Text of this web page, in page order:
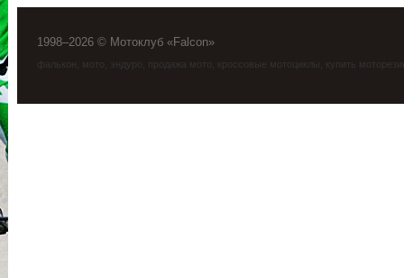
1998–2026 © Мотоклуб «Falcon»
фалькон мото эндуро , продажа мото, кроссовые мотоциклы, купить